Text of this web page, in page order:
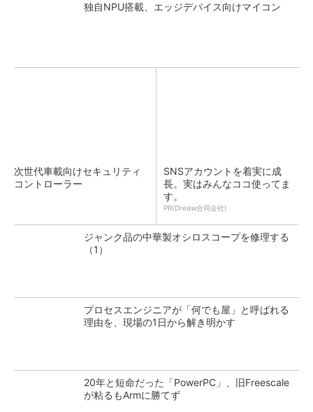
独自NPU搭載、エッジデバイス向けマイコン
次世代車載向けセキュリティ
コントローラー
SNSアカウントを着実に成
長。実はみんなココ使ってま
す。
PR(Dreaw合同会社)
ジャンク品の中華製オシロスコープを修理する
（1）
プロセスエンジニアが「何でも屋」と呼ばれる
理由を、現場の1日から解き明かす
20年と短命だった「PowerPC」、旧Freescale
が粘るもArmに勝てず